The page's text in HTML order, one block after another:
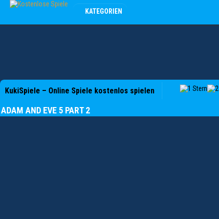
KATEGORIEN
KukiSpiele – Online Spiele kostenlos spielen
ADAM AND EVE 5 PART 2